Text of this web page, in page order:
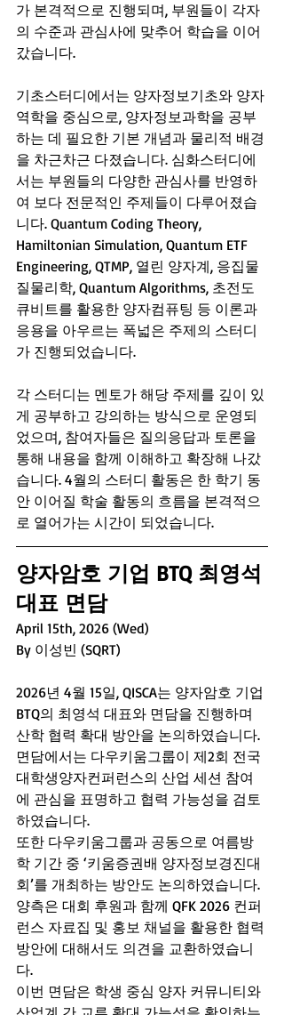
가 본격적으로 진행되며, 부원들이 각자
의 수준과 관심사에 맞추어 학습을 이어
갔습니다.
기초스터디에서는 양자정보기초와 양자
역학을 중심으로, 양자정보과학을 공부
하는 데 필요한 기본 개념과 물리적 배경
을 차근차근 다졌습니다. 심화스터디에
서는 부원들의 다양한 관심사를 반영하
여 보다 전문적인 주제들이 다루어졌습
니다. Quantum Coding Theory,
Hamiltonian Simulation, Quantum ETF
Engineering, QTMP, 열린 양자계, 응집물
질물리학, Quantum Algorithms, 초전도
큐비트를 활용한 양자컴퓨팅 등 이론과
응용을 아우르는 폭넓은 주제의 스터디
가 진행되었습니다.
각 스터디는 멘토가 해당 주제를 깊이 있
게 공부하고 강의하는 방식으로 운영되
었으며, 참여자들은 질의응답과 토론을
통해 내용을 함께 이해하고 확장해 나갔
습니다. 4월의 스터디 활동은 한 학기 동
안 이어질 학술 활동의 흐름을 본격적으
로 열어가는 시간이 되었습니다.
양자암호 기업 BTQ 최영석
대표 면담
April 15th, 2026 (Wed)
By 이성빈 (SQRT)
2026년 4월 15일, QISCA는 양자암호 기업
BTQ의 최영석 대표와 면담을 진행하며
산학 협력 확대 방안을 논의하였습니다.
면담에서는 다우키움그룹이 제2회 전국
대학생양자컨퍼런스의 산업 세션 참여
에 관심을 표명하고 협력 가능성을 검토
하였습니다.
또한 다우키움그룹과 공동으로 여름방
학 기간 중 ‘키움증권배 양자정보경진대
회’를 개최하는 방안도 논의하였습니다.
양측은 대회 후원과 함께 QFK 2026 컨퍼
런스 자료집 및 홍보 채널을 활용한 협력
방안에 대해서도 의견을 교환하였습니
다.
이번 면담은 학생 중심 양자 커뮤니티와